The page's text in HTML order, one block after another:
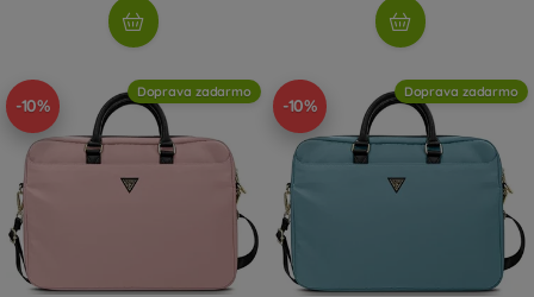
-10%
Doprava zadarmo
-10%
Doprava zadarmo